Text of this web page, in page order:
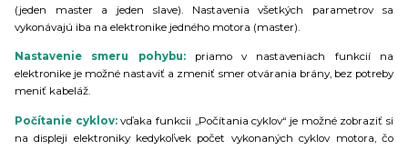
(jeden master a jeden slave). Nastavenia všetkých parametrov sa
vykonávajú iba na elektronike jedného motora (master).
Nastavenie smeru pohybu:priamo v nastaveniach funkcií na
elektronike je možné nastaviť a zmeniť smer otvárania brány, bez potreby
meniť kabeláž.
Počítanie cyklov: vďaka funkcii „Počítania cyklov“ je možné zobraziť si
na displeji elektroniky kedykoľvek počet vykonaných cyklov motora, čo